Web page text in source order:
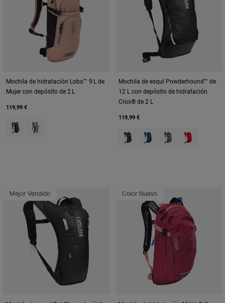
Mochila de hidratación Lobo™ 9 L de
Mujer con depósito de 2 L
119,99 €
Product swatch type of Black/Charcoal Grey.
Product swatch type of Blush Pink.
Mochila de esquí Powderhound™ de
12 L con depósito de hidratación
Crux® de 2 L
119,99 €
Product swatch type of Black/
Product swatch type of
Product swatch
Product
Mejor Vendido Color Nuevo